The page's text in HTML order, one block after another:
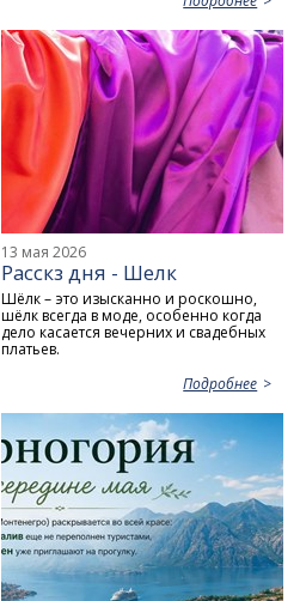
13 мая 2026
Расскз дня - Шелк
Шёлк – это изысканно и роскошно,
шёлк всегда в моде, особенно когда
дело касается вечерних и свадебных
платьев.
Подробнее